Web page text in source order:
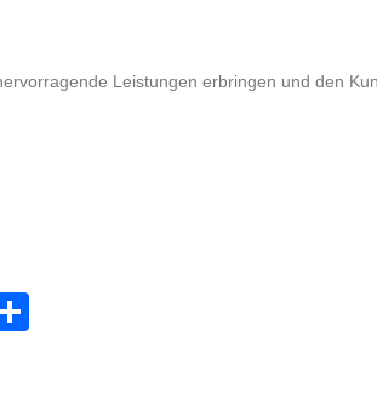
Leistungen erbringen und den